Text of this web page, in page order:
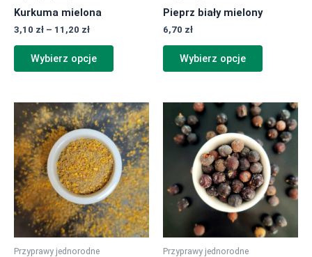
Kurkuma mielona
3,10 zł – 11,20 zł
Wybierz opcje
Pieprz biały mielony
6,70 zł
Wybierz opcje
Przyprawy jednorodne
Ten
produkt
ma
wiele
wariantów.
Opcje
można
wybrać
Przyprawy jednorodne
produkt
ma
wiele
wariantów.
Opcje
można
wybrać